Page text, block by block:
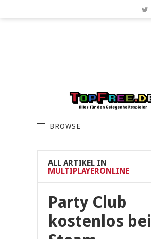
BROWSE
ALL ARTIKEL IN
MULTIPLAYERONLINE
Party Club
kostenlos bei